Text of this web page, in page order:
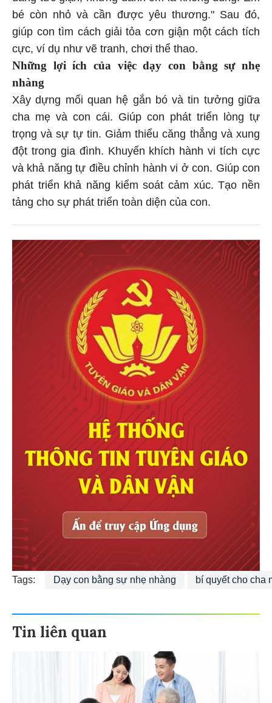
bé còn nhỏ và cần được yêu thương." Sau đó,
giúp con tìm cách giải tỏa cơn giận một cách tích
cực, ví dụ như vẽ tranh, chơi thể thao.
Những lợi ích của việc dạy con bằng sự nhẹ
nhàng
Xây dựng mối quan hệ gắn bó và tin tưởng giữa
cha mẹ và con cái. Giúp con phát triển lòng tự
trọng và sự tự tin. Giảm thiểu căng thẳng và xung
đột trong gia đình. Khuyến khích hành vi tích cực
và khả năng tự điều chỉnh hành vi ở con. Giúp con
phát triển khả năng kiểm soát cảm xúc. Tạo nền
tảng cho sự phát triển toàn diện của con.
Tags: Dạy con bằng sự nhẹ nhàng bí quyết cho cha
Tin liên quan